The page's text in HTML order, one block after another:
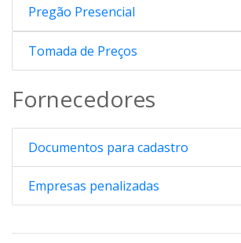
Pregão Presencial
Tomada de Preços
Fornecedores
Documentos para cadastro
Empresas penalizadas